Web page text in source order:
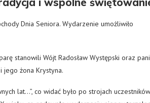
Dnia Seniora. Wydarzenie umożliwiło
stanowili Wójt Radosław Występski oraz pani
jego żona Krystyna.
lat…”, co widać było po strojach